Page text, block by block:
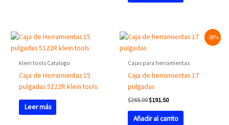
klein tools Catalogo
Caja de Herramientas 15
pulgadas 5122R klein tools
Leer más
-28%
Cajas para herramientas
Caja de herramientas 17
pulgadas
$265.00
Original
$265.00.
$191.50
Current
$191.50.
Añadir al carrito